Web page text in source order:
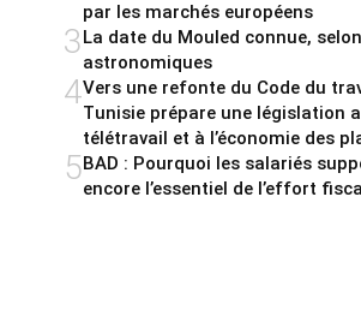
par les marchés européens
3La date du Mouled connue,
astronomiques
4Vers une refonte du Code du
Tunisie prépare une législation
télétravail et à l’économie des
5BAD : Pourquoi les salariés
encore l’essentiel de l’effort